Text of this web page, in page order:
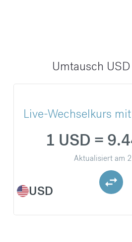
Umtausch
Live-Wechselkurs
USD
1 USD =
Aktualisiert am